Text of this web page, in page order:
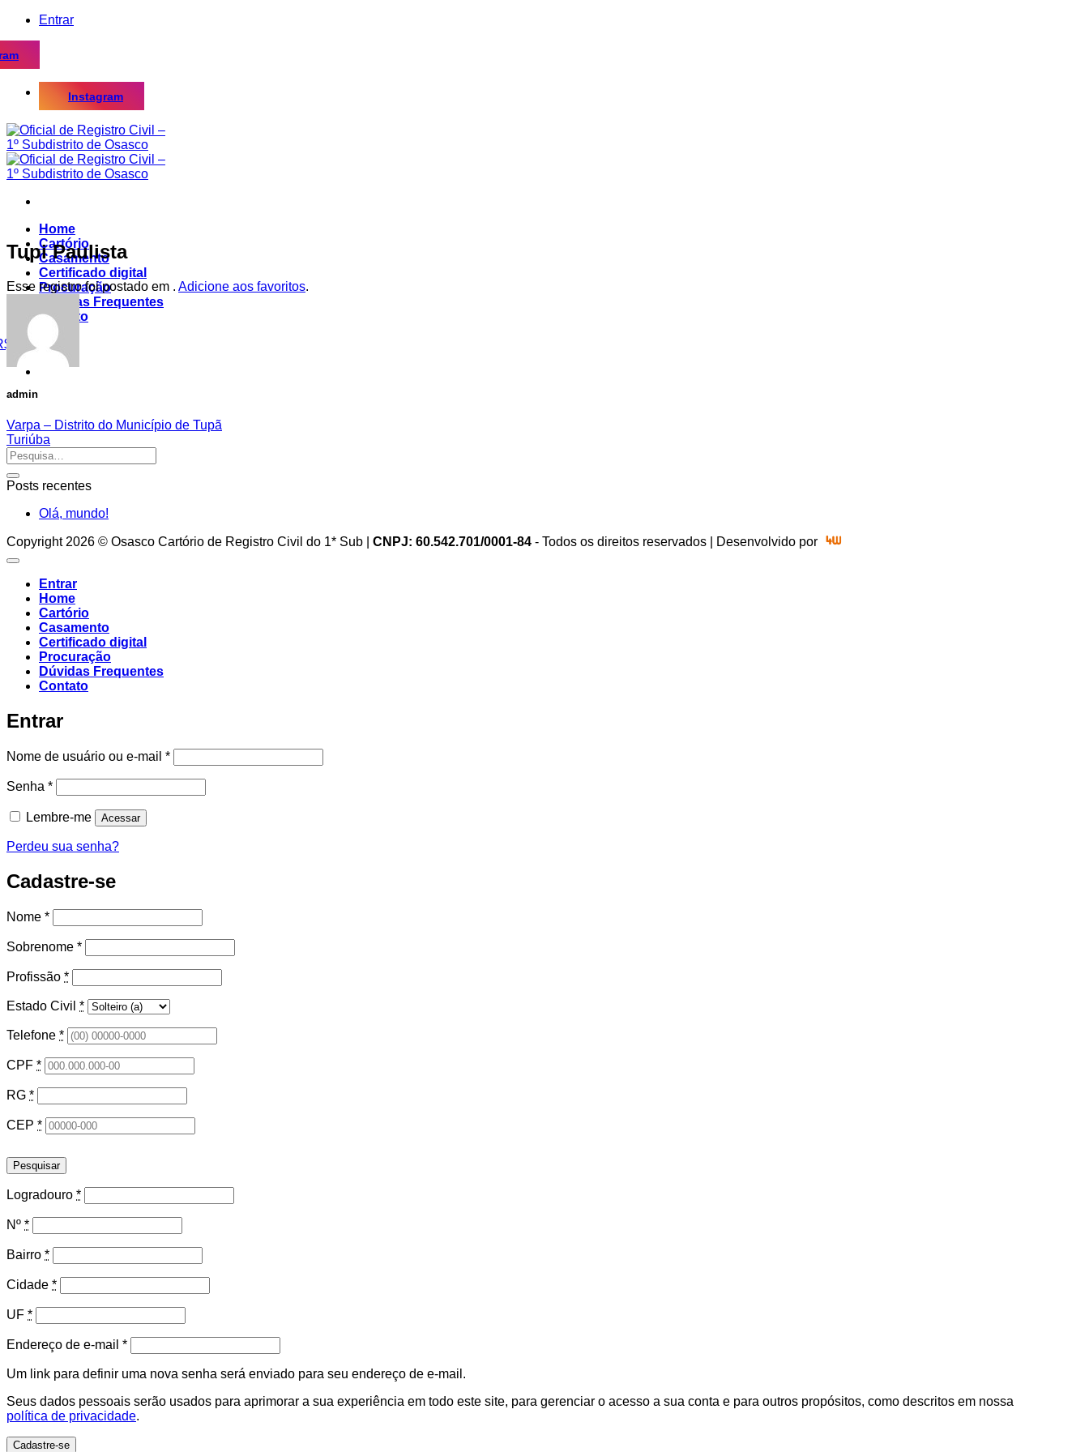
Skip
Entrar
Instagram
Home
Cartório
Casamento
Certificado digital
Procuração
Dúvidas Frequentes
Contato
0,00
Tupi Paulista
Esse registro foi postado em . Adicione aos favoritos.
admin
Varpa – Distrito do Município de Tupã
Turiúba
Posts recentes
Olá, mundo!
Copyright 2026 © Osasco Cartório de Registro Civil do 1* Sub | CNPJ: 60.542.701/0001-84 - Todos os direitos reservados | Desenvolvido por
Entrar
Home
Cartório
Casamento
Certificado digital
Procuração
Dúvidas Frequentes
Contato
Entrar
Nome de usuário ou e-mail *Obrigatório
Senha *Obrigatório
Lembre-me Acessar
Perdeu sua senha?
Cadastre-se
Nome *
Sobrenome *
Profissão *
Estado Civil *
Telefone *
CPF *
RG *
CEP *
Pesquisar
Logradouro *
Nº *
Bairro *
Cidade *
UF *
Endereço de e-mail *Obrigatório
Um link para definir uma nova senha será enviado para seu endereço de e-mail.
Seus dados pessoais serão usados para aprimorar a sua experiência em todo este site, para gerenciar o acesso a sua conta e para outros propósitos, como descritos em nossa
política de privacidade.
Cadastre-se